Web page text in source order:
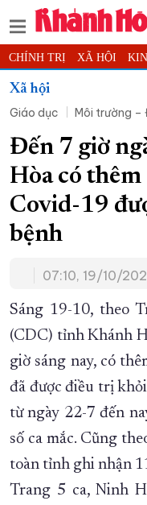
CHÍNH TRỊ XÃ HỘI
THỂ THAO
KHOA HỌC - CÔNG NGHỆ
THẾ GIỚI MULTIMEDIA
PODCAST THÔNG TIN -
QUY HOẠCH TỈNH KHÁNH
TRƯỜNG SA BIỂN ĐẢO
CHUNG TAY CẢI CÁCH
XÂY DỰNG NÔNG THÔN
TÀU - XE - MÁY BAY
KỶ NIỆM 370 NĂM XÂY
KHOẢNH KHẮC ĐẸP XỨ
XÂY DỰNG KHÁNH HÒA
ĐẠI HỘI ĐẢNG CÁC CẤP
Xã hội
Giáo dục
Môi trường –
Đến 7 giờ
Hòa có
Covid-19
bệnh
07:10, 19/10/
Sáng 19-10, theo
(CDC) tỉnh Khánh
giờ sáng nay, có
đã được điều trị
từ ngày 22-7 đến
số ca mắc. Cũng
toàn tỉnh ghi nhận
Trang 5 ca, Ninh